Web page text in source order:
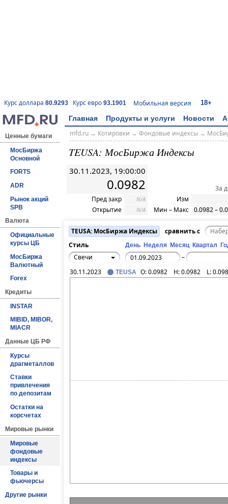
Курс доллара 80.9293 Курс евро 93.1901 Мобильная версия 18+
Главная Продукты и услуги Новости
Ценные бумаги
МосБиржа
Основной
FORTS
ADR
Рынок акций
SPB
Валюта
Официальные
курсы ЦБ
МосБиржа
Валютный
Forex
Кредиты
INSTAR
MIBID, MIBOR,
MIACR
Данные ЦБ РФ
Курсы
драгметаллов
Ставки
привлечения
по депозитам
Остатки на
корсчетах
Мировые рынки
Мировые
фондовые
индексы
Товары и
фьючерсы
Другие рынки
mfd.ru→ Котировки → Фондовые индексы→
TEUSA: МосБиржа Индексы
30.11.2023, 19:00:00
0.0982
Пред закр N/A
Открытие N/A
За
Изм
Мин – Макс 0.0982 –
TEUSA: МосБиржа Индексы
сравнить с
Стиль
День Неделя Месяц Квартал
Свечи
–
30.11.2023
TEUSA O:0.0982 H:0.0982 L: